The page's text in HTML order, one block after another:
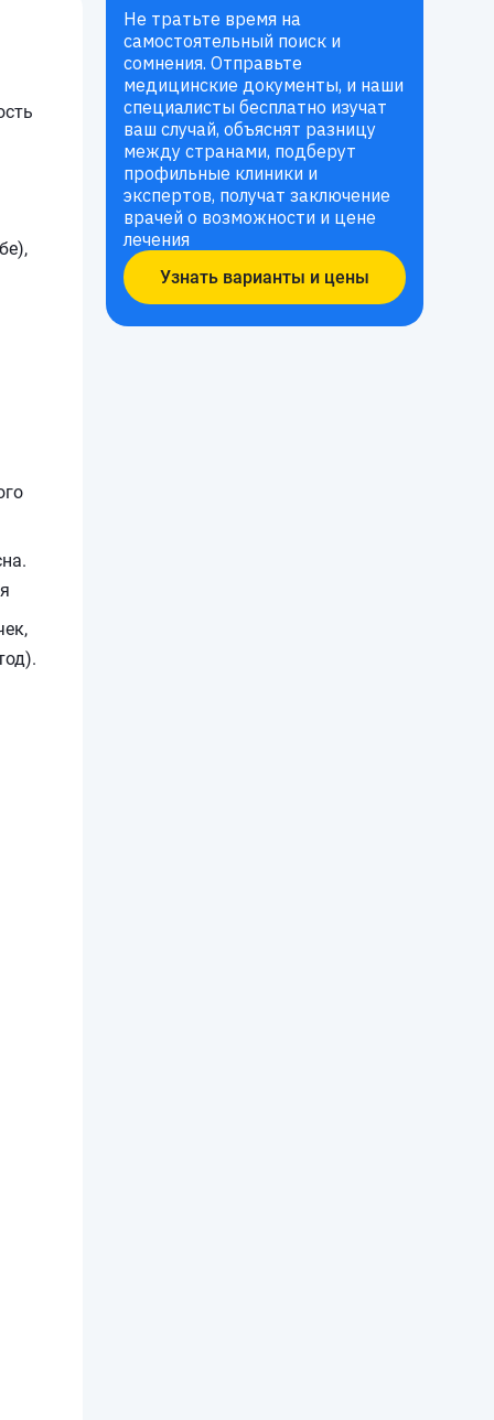
Не тратьте время на
самостоятельный поиск и
сомнения. Отправьте
медицинские документы, и наши
специалисты бесплатно изучат
ваш случай, объяснят разницу
между странами, подберут
профильные клиники и
экспертов, получат заключение
врачей о возможности и цене
лечения
Узнать варианты и цены